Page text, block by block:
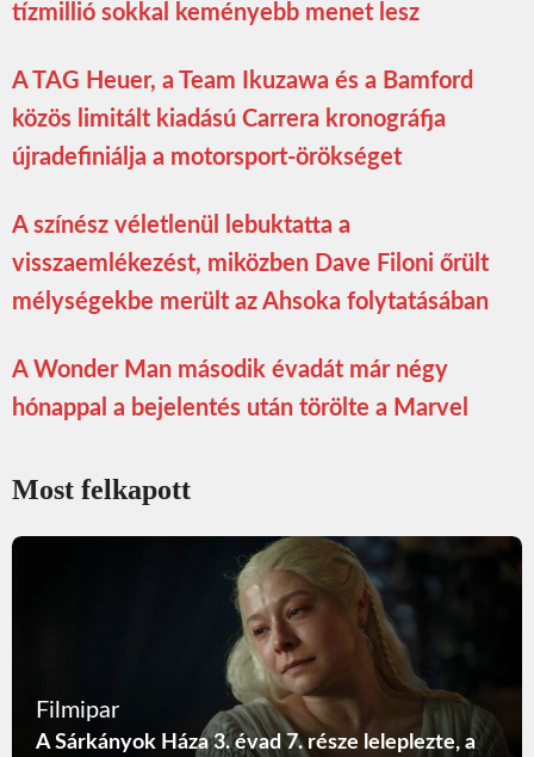
tízmillió sokkal keményebb menet lesz
A TAG Heuer, a Team Ikuzawa és a Bamford
közös limitált kiadású Carrera kronográfja
újradefiniálja a motorsport-örökséget
A színész véletlenül lebuktatta a
visszaemlékezést, miközben Dave Filoni őrült
mélységekbe merült az Ahsoka folytatásában
A Wonder Man második évadát már négy
hónappal a bejelentés után törölte a Marvel
Most felkapott
Filmipar
A Sárkányok Háza 3. évad 7. része leleplezte, a